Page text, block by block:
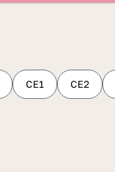
CE1 CE2